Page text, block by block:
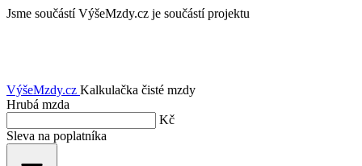
Jsme součástí VýšeMzdy.cz je součástí projektu
VýšeMzdy.cz Kalkulačka čisté mzdy
Hrubá mzda
Kč
Sleva na poplatníka